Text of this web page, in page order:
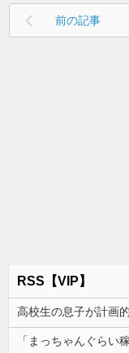
前の記事
RSS【VIP】